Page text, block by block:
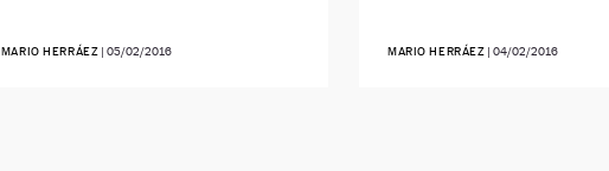
MARIO HERRÁEZ |05/02/2016 MARIO HERRÁEZ |04/02/2016